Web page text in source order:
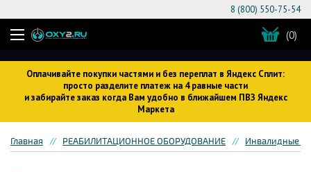
Оплачивайте покупки частями и без переплат в Яндекс Сплит:
просто разделите платеж на 4 равные части
и забирайте заказ когда Вам удобно в ближайшем ПВЗ Яндекс
Маркета
8 (800) 550-75-54
(0)
Главная РЕАБИЛИТАЦИОННОЕ ОБОРУДОВАНИЕ Инвалидные